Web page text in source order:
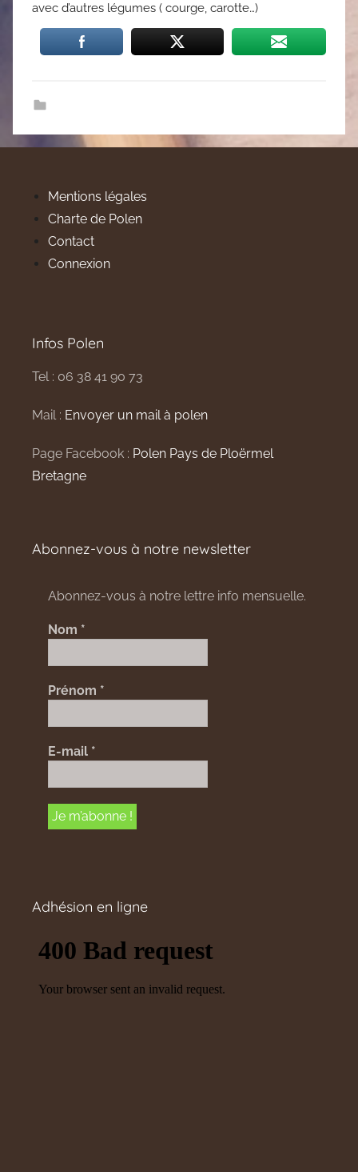
avec d’autres légumes ( courge, carotte…)
Mentions légales
Charte de Polen
Contact
Connexion
Infos Polen
Tel : 06 38 41 90 73
Mail : Envoyer un mail à polen
Page Facebook : Polen Pays de Ploërmel
Bretagne
Abonnez-vous à notre newsletter
Abonnez-vous à notre lettre info mensuelle.
Nom *
Prénom *
E-mail *
Adhésion en ligne